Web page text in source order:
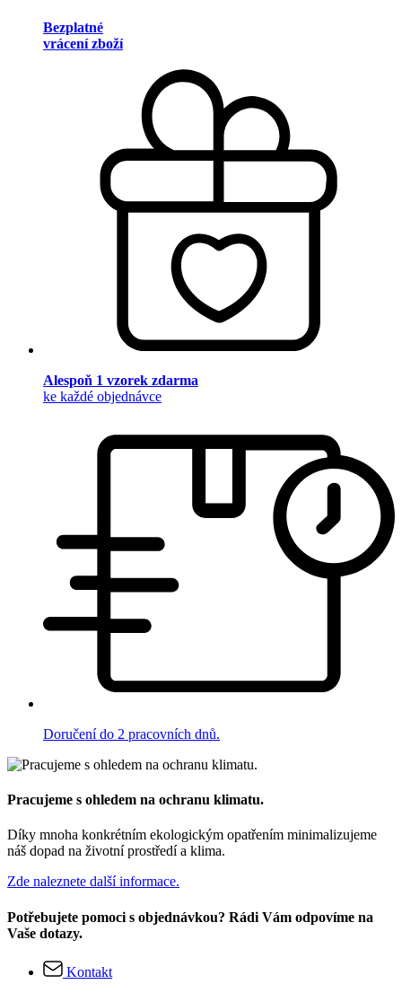
Bezplatné
vrácení zboží
Alespoň 1 vzorek zdarma
ke každé objednávce
Doručení do 2 pracovních dnů.
Pracujeme s ohledem na ochranu klimatu.
Díky mnoha konkrétním ekologickým opatřením minimalizujeme
náš dopad na životní prostředí a klima.
Zde naleznete další informace.
Potřebujete pomoci s objednávkou? Rádi Vám odpovíme na
Vaše dotazy.
Kontakt